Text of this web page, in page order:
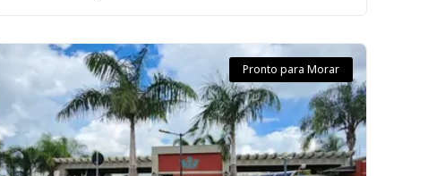
Pronto para Morar